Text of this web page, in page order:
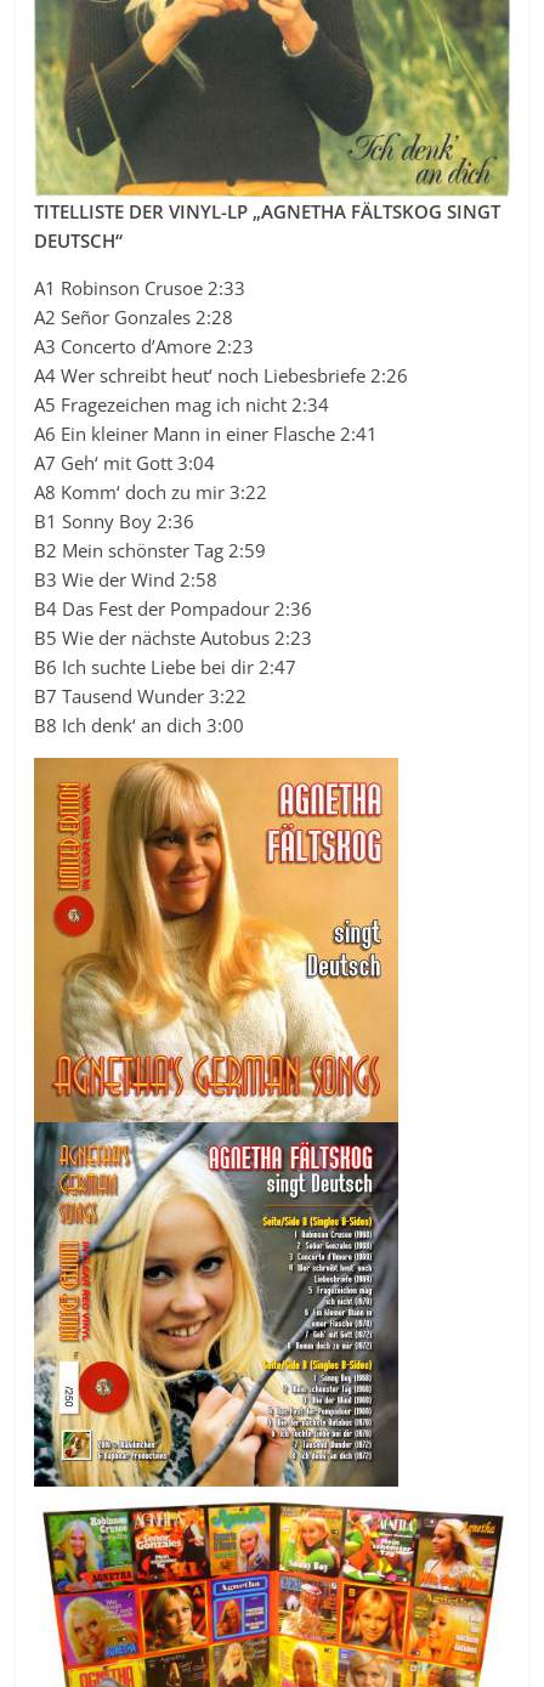
TITELLISTE DER VINYL-LP „AGNETHA FÄLTSKOG SINGT
DEUTSCH“
A1 Robinson Crusoe 2:33
A2 Señor Gonzales 2:28
A3 Concerto d’Amore 2:23
A4 Wer schreibt heut‘ noch Liebesbriefe 2:26
A5 Fragezeichen mag ich nicht 2:34
A6 Ein kleiner Mann in einer Flasche 2:41
A7 Geh‘ mit Gott 3:04
A8 Komm‘ doch zu mir 3:22
B1 Sonny Boy 2:36
B2 Mein schönster Tag 2:59
B3 Wie der Wind 2:58
B4 Das Fest der Pompadour 2:36
B5 Wie der nächste Autobus 2:23
B6 Ich suchte Liebe bei dir 2:47
B7 Tausend Wunder 3:22
B8 Ich denk‘ an dich 3:00